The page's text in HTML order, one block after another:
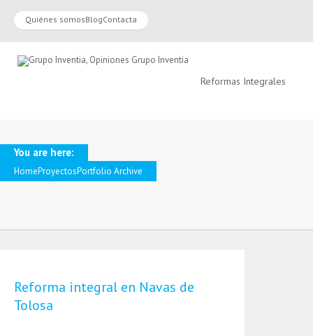
Quiénes somosBlogContacta
Reformas Integrales
You are here:
HomeProyectosPortfolio Archive
Reforma integral en Navas de
Tolosa